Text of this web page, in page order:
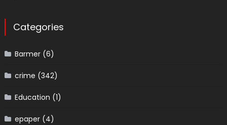
Categories
Barmer(6)
crime (342)
Education (1)
epaper(4)